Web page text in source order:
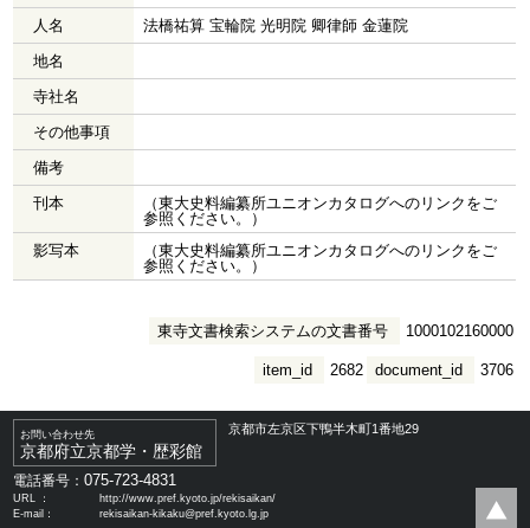
人名
法橋祐算 宝輪院 光明院 卿律師 金蓮院
地名
寺社名
その他事項
備考
刊本
（東大史料編纂所ユニオンカタログへのリンクをご
参照ください。）
影写本
（東大史料編纂所ユニオンカタログへのリンクをご
参照ください。）
東寺文書検索システムの文書番号 1000102160000
document_id 3706
item_id 2682
お問い合わせ先
京都府立京都学・歴彩館
京都市左京区下鴨半木町1番地29
電話番号：075-723-4831
URL ：
http://www.pref.kyoto.jp/rekisaikan/
E-mail：
rekisaikan-kikaku@pref.kyoto.lg.jp